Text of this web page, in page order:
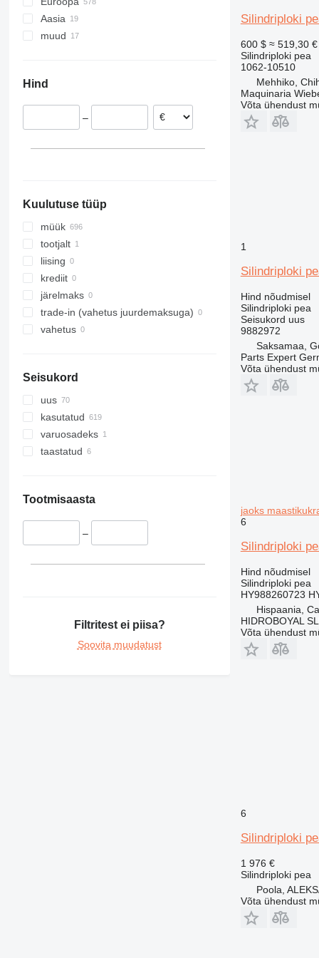
Rumeenia
Holland
Saksamaa
Portugal
Aasia
Türgi
muud
Hind
–
Kuulutuse tüüp
müük
tootjalt
liising
krediit
järelmaks
trade-in (vahetus juurdemaksuga)
vahetus
Seisukord
uus
kasutatud
varuosadeks
taastatud
Tootmisaasta
–
Filtritest ei piisa?
Soovita muudatust
Silindriploki
600 $ ≈ 519,30 €
Silindriploki pea
1062-10510
Mehhiko,
Maquinaria
Võta ühendust
1
Silindriploki
Hind nõudmisel
Silindriploki pea
Seisukord uus
9882972
Saksamaa,
Parts Expert
Võta ühendust
jaoks
6
Silindriploki
Hind nõudmisel
Silindriploki pea
HY988260723
Hispaania,
HIDROBOYAL
Võta ühendust
6
Silindriploki
1 976 €
Silindriploki pea
Poola,
Võta ühendust